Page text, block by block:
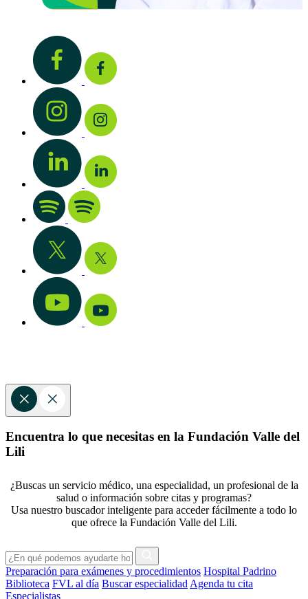
Encuentra lo que necesitas en la Fundación Valle del
Lili
¿Buscas un servicio médico, una especialidad, un profesional de la
salud o información sobre citas y programas?
Usa nuestro buscador inteligente para acceder fácilmente a todo lo
que ofrece la Fundación Valle del Lili.
Preparación para exámenes y procedimientos Hospital Padrino
Biblioteca FVL al día Buscar especialidad Agenda tu cita
Especialistas